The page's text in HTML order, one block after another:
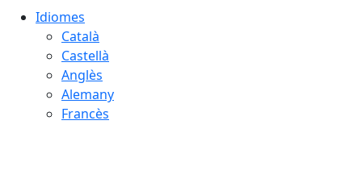
Idiomes
Català
Castellà
Anglès
Alemany
Francès